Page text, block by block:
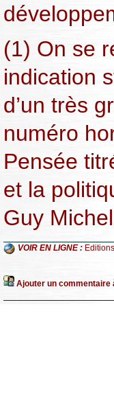
(1) On se
indication
d’un très
numéro
Pensée
et la
Guy
VOIR EN LIGNE :
Ajouter un commentaire